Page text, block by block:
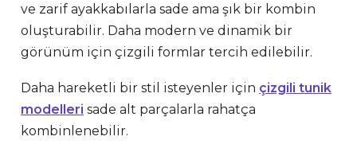
ve zarif ayakkabılarla sade ama şık bir kombin
oluşturabilir. Daha modern ve dinamik bir
görünüm için çizgili formlar tercih edilebilir.
Daha hareketli bir stil isteyenler için çizgili tunik
modelleri sade alt parçalarla rahatça
kombinlenebilir.